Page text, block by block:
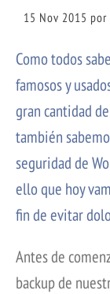
15 Nov 2015 por
Como todos
famosos y
gran cantidad
también
seguridad de
ello que hoy
fin de evitar
Antes de
backup de